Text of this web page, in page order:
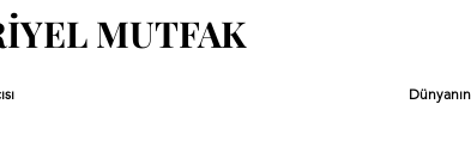
MUTFAK